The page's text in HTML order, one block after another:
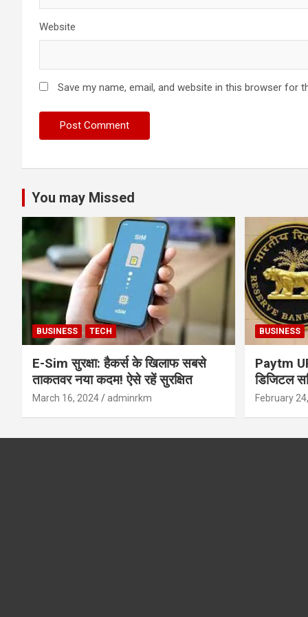
Website
Save my name, email, and website in this browser for
You may Missed
BUSINESS TECH
E-Sim सुरक्षा: हैकर्स के खिलाफ सबसे
ताकतवर नया कदम! ऐसे रहें सुरक्षित
March 16, 2024 adminrkm
BUSINESS
Paytm
डिजिटल
सुरक्षा और
February